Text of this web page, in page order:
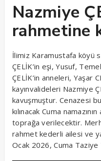
Nazmiye
rahmetine
İlimiz Karamustafa köyü
ÇELİK’in eşi, Yusuf,
ÇELİK’in anneleri, Yaşar
kayınvalideleri Nazmiye
kavuşmuştur. Cenazesi
kılınacak Cuma
toprağa verilecektir.
rahmet kederli ailesi ve
Ocak 2026, Cuma Taziye